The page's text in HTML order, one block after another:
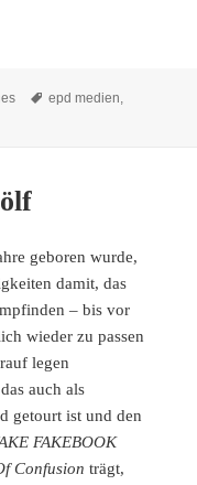
Tags
epd medien
geboren wurde,
damit, das
– bis vor
wieder zu passen
legen
auch als
getourt ist und den
FAKEBOOK
Confusion trägt,